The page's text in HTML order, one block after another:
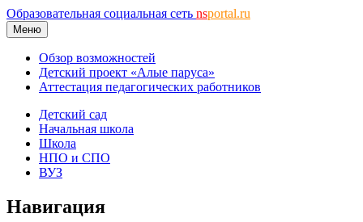
Образовательная социальная сеть nsportal.ru
Меню
Обзор возможностей
Детский проект «Алые паруса»
Аттестация педагогических работников
Детский сад
Начальная школа
Школа
НПО и СПО
ВУЗ
Навигация